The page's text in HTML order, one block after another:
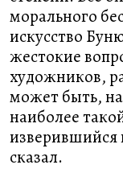
морального
искусство
жестокие
художников,
может быть,
наиболее
изверившийся
сказал.